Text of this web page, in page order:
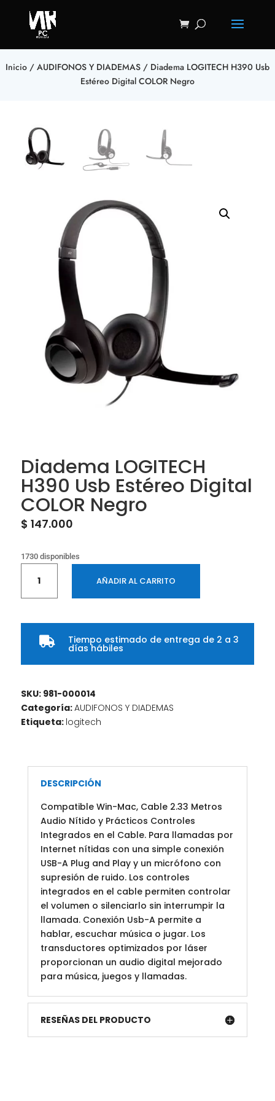
Inicio / AUDIFONOS Y DIADEMAS / Diadema LOGITECH H390 Usb
Estéreo Digital COLOR Negro
Diadema LOGITECH
H390 Usb Estéreo Digital
COLOR Negro
$ 147.000
1730 disponibles
LOGITECH
H390
Estéreo
Negro
AÑADIR AL CARRITO
 Tiempo estimado de entrega de 2 a 3
días hábiles
SKU: 981-000014
Categoría:AUDIFONOS Y DIADEMAS
Etiqueta: logitech
DESCRIPCIÓN
Compatible Win-Mac, Cable 2.33 Metros
Audio Nítido y Prácticos Controles
Integrados en el Cable. Para llamadas por
Internet nítidas con una simple conexión
USB-A Plug and Play y un micrófono con
supresión de ruido. Los controles
integrados en el cable permiten controlar
el volumen o silenciarlo sin interrumpir la
llamada. Conexión Usb-A permite a
hablar, escuchar música o jugar. Los
transductores optimizados por láser
proporcionan un audio digital mejorado
para música, juegos y llamadas.
RESEÑAS DEL PRODUCTO